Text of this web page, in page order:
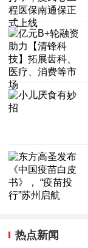
热点新闻